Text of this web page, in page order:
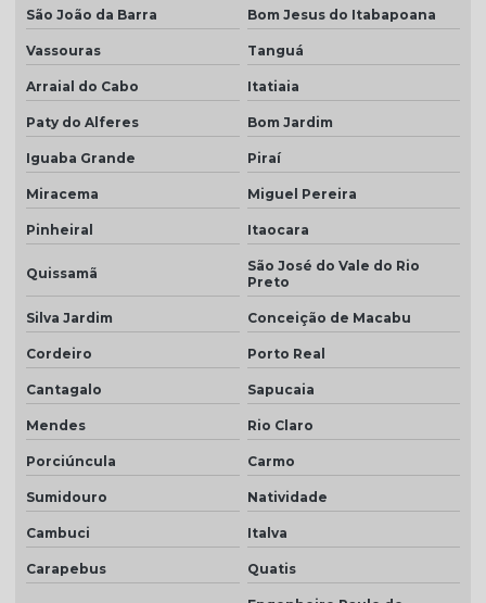
Telha colonial natural
Telha colonial resinada
Telha colonial resinada valor
Telha de concreto cinza
Telha concreto cinza perola
Telha concreto colorida
Telha de concreto grafite
Telha de concreto pintada
Telha de concreto preço
Telha de concreto preço m2
Telha de concreto valor
Telha para construção civil
Telha dupla americana
São João da Barra Bom Jesus do Itabapoana
Vassouras Tanguá
Arraial do Cabo Itatiaia
Paty do Alferes Bom Jardim
Iguaba Grande Piraí
Miracema Miguel Pereira
Pinheiral Itaocara
Quissamã
São José do Vale do Rio
Preto
Silva Jardim Conceição de Macabu
Cordeiro Porto Real
Cantagalo Sapucaia
Mendes Rio Claro
Porciúncula Carmo
Sumidouro Natividade
Cambuci Italva
Carapebus Quatis